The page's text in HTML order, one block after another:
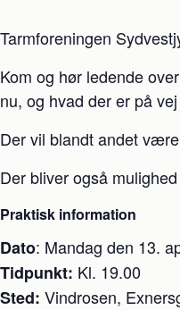
Tarmforeningen
Kom og hør ledende
nu, og hvad der er på
Der vil blandt andet
Der bliver også
Praktisk information
Dato: Mandag den 13.
Tidpunkt: Kl. 19.00
Sted: Vindrosen,